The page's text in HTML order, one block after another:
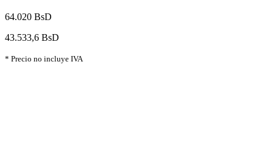
64.020 BsD
43.533,6 BsD
* Precio no incluye IVA